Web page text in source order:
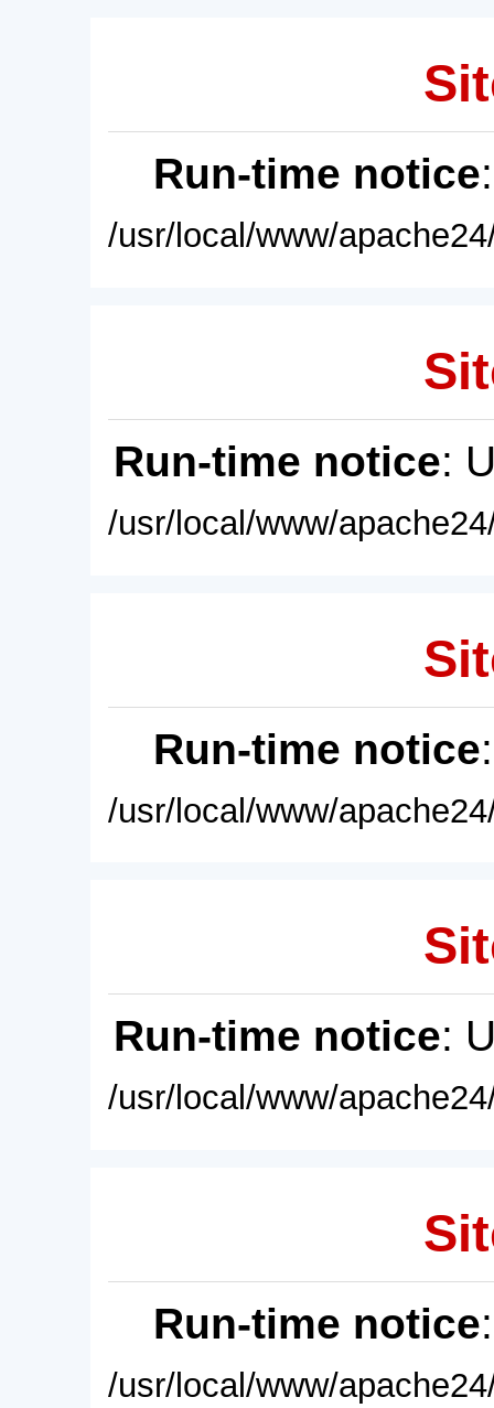
Run-time notice
/usr/local/www/
Run-time notice:
/usr/local/www/
Run-time notice
/usr/local/www/
Run-time notice:
/usr/local/www/
Run-time notice
/usr/local/www/